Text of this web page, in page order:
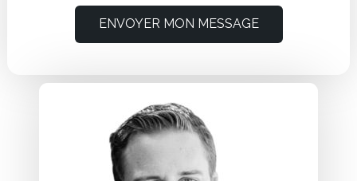
ENVOYER MON MESSAGE